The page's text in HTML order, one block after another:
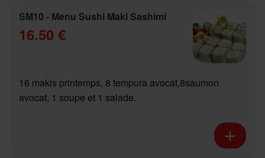
SM10 - Menu Sushi Maki Sashimi
16.50 €
16 makis printemps, 8 tempura avocat,8saumon
avocat, 1 soupe et 1 salade.